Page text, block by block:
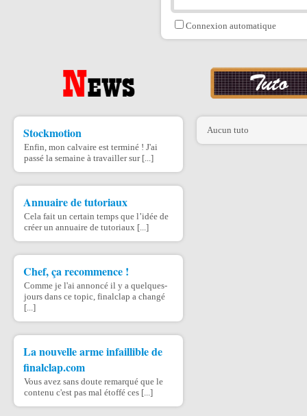
Connexion automatique
Stockmotion
Enfin, mon calvaire est terminé ! J'ai
passé la semaine à travailler sur [...]
Annuaire de tutoriaux
Cela fait un certain temps que l’idée de
créer un annuaire de tutoriaux [...]
Chef, ça recommence !
Comme je l'ai annoncé il y a quelques-
jours dans ce topic, finalclap a changé
[...]
La nouvelle arme infaillible de
finalclap.com
Vous avez sans doute remarqué que le
contenu c'est pas mal étoffé ces [...]
Aucun tuto